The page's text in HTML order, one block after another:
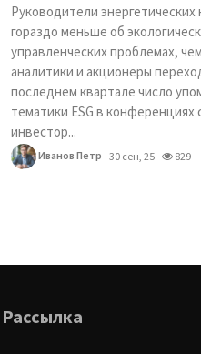
Руководители
гораздо меньше об
управленческих проблемах,
аналитики и акционеры
последнем квартале число
тематики ESG в конференциях
инвестор...
Иванов Петр 30 сен, 25 829
Рассылка